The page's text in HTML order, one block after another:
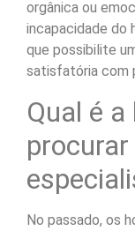
orgânica ou
incapacidade do
que possibilite
satisfatória com
Qual é
No passado, os